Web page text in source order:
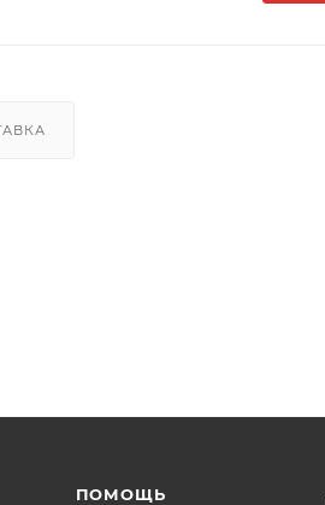
ПОМОЩЬ